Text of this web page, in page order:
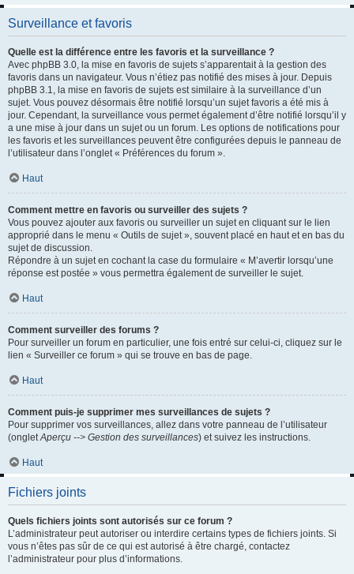
Surveillance et favoris
Quelle est la différence entre les favoris et la surveillance ?
Avec phpBB 3.0, la mise en favoris de sujets s’apparentait à la gestion des
favoris dans un navigateur. Vous n’étiez pas notifié des mises à jour. Depuis
phpBB 3.1, la mise en favoris de sujets est similaire à la surveillance d’un
sujet. Vous pouvez désormais être notifié lorsqu’un sujet favoris a été mis à
jour. Cependant, la surveillance vous permet également d’être notifié lorsqu’il y
a une mise à jour dans un sujet ou un forum. Les options de notifications pour
les favoris et les surveillances peuvent être configurées depuis le panneau de
l’utilisateur dans l’onglet « Préférences du forum ».
Haut
Comment mettre en favoris ou surveiller des sujets ?
Vous pouvez ajouter aux favoris ou surveiller un sujet en cliquant sur le lien
approprié dans le menu « Outils de sujet », souvent placé en haut et en bas du
sujet de discussion.
Répondre à un sujet en cochant la case du formulaire « M’avertir lorsqu’une
réponse est postée » vous permettra également de surveiller le sujet.
Haut
Comment surveiller des forums ?
Pour surveiller un forum en particulier, une fois entré sur celui-ci, cliquez sur le
lien « Surveiller ce forum » qui se trouve en bas de page.
Haut
Comment puis-je supprimer mes surveillances de sujets ?
Pour supprimer vos surveillances, allez dans votre panneau de l’utilisateur
(onglet Aperçu --> Gestion des surveillances) et suivez les instructions.
Haut
Fichiers joints
Quels fichiers joints sont autorisés sur ce forum ?
L’administrateur peut autoriser ou interdire certains types de fichiers joints. Si
vous n’êtes pas sûr de ce qui est autorisé à être chargé, contactez
l’administrateur pour plus d’informations.